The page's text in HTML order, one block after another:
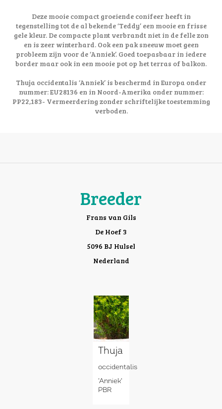
Deze mooie compact groeiende conifeer heeft in
tegenstelling tot de al bekende ‘Teddy’ een mooie en frisse
gele kleur. De compacte plant verbrandt niet in de felle zon
en is zeer winterhard. Ook een pak sneeuw moet geen
probleem zijn voor de ‘Anniek’. Goed toepasbaar in iedere
border maar ook in een mooie pot op het terras of balkon.
Thuja occidentalis ‘Anniek’ is beschermd in Europa onder
nummer: EU28136 en in Noord-Amerika onder nummer:
PP22,183- Vermeerdering zonder schriftelijke toestemming
verboden.
Breeder
Frans van Gils
De Hoef 3
5096 BJ Hulsel
Nederland
Thuja
occidentalis
'Anniek'
PBR